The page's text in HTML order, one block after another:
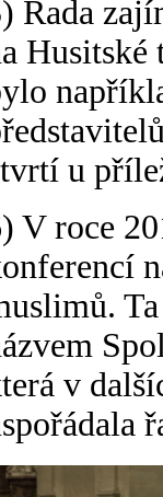
Řada
Husitské
u
V roce
v